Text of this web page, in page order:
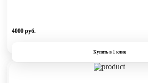
4000 руб.
Купить в 1 клик